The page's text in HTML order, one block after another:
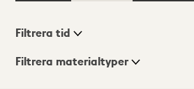
Visningsläge
Filtrera tid
Filtrera materialtyper